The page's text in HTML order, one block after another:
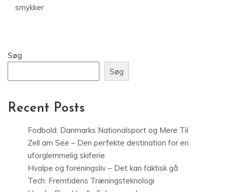
smykker
Søg
Søg
Recent Posts
Fodbold: Danmarks Nationalsport og Mere Til
Zell am See – Den perfekte destination for en
uforglemmelig skiferie
Hvalpe og foreningsliv – Det kan faktisk gå
Tech: Fremtidens Træningsteknologi